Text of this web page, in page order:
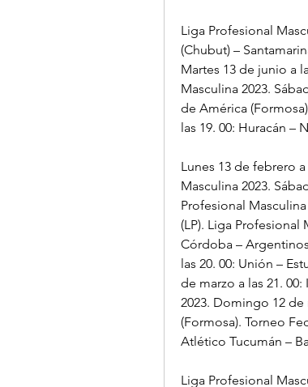
Liga Profesional
(Chubut) –
Martes 13 de junio a
Masculina 2023.
de América
las 19. 00: Huracán –
Lunes 13 de febrero a
Masculina 2023.
Profesional
(LP). Liga Profesional
Córdoba –
las 20. 00: Unión –
de marzo a las 21.
2023. Domingo 12 de
(Formosa). Torneo
Atlético Tucumán –
Liga Profesional